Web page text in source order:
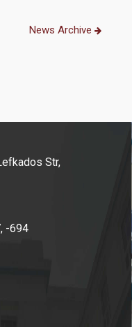
News Archive
Str,
-694